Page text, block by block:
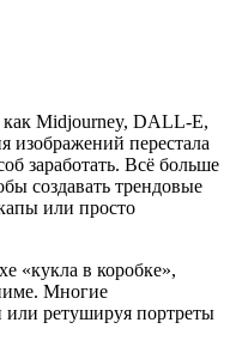
Midjourney, DALL‑E,
перестала
заработать. Всё больше
создавать трендовые
или просто
«кукла в коробке»,
Многие
или ретушируя портреты